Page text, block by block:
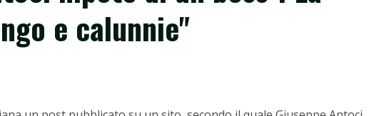
e calunnie"